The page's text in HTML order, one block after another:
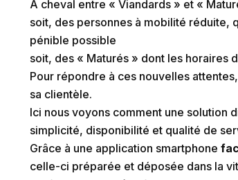
À cheval entre « Viandards » et «
soit, des personnes à mobilité réduite,
pénible possible
soit, des « Maturés » dont les horaires
Pour répondre à ces nouvelles
sa clientèle.
Ici nous voyons comment une solution
simplicité, disponibilité et qualité de
Grâce à une application smartphone
celle-ci préparée et déposée dans la